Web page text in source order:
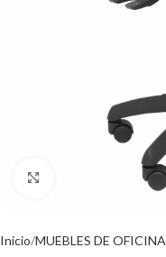
Inicio MUEBLES DE OFICINA